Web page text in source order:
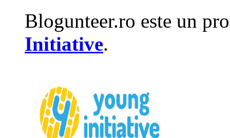
Blogunteer.ro este un
Initiative.